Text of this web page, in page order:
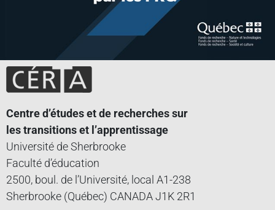
Centre d’études et de recherches sur
les transitions et l’apprentissage
Université de Sherbrooke
Faculté d’éducation
2500, boul. de l’Université, local A1-238
Sherbrooke (Québec) CANADA J1K 2R1